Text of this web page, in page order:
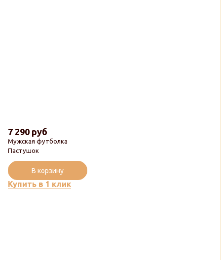
Мужская футболка
Пастушок
7 290 руб
Купить в 1 клик
В корзину